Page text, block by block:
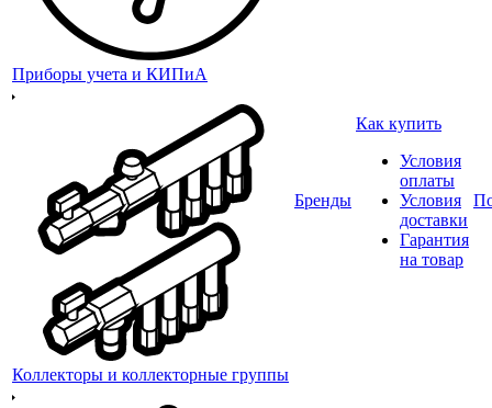
Приборы учета и КИПиА
Коллекторы и коллекторные группы
Бренды
Как купить
Условия
оплаты
Условия
доставки
Гарантия
на товар